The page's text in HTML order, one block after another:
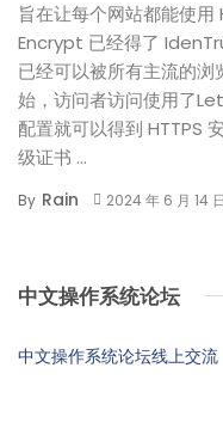
旨在让每个网站都能使
Encrypt 已经得了
已经可以被所有主流的
始，访问者访问使用了
配置就可以得到 HTTPS
级证书 ...
By Rain 2024 年 6 月 14 日
中文操作系统论坛
中文操作系统论坛线上交流